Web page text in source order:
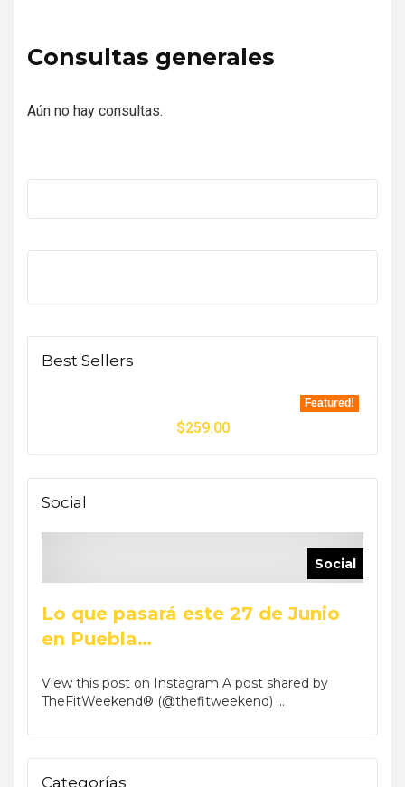
Consultas generales
Aún no hay consultas.
Best Sellers
Featured!
$259.00
Social
Social
Lo que pasará este 27 de Junio
en Puebla…
View this post on Instagram A post shared by
TheFitWeekend® (@thefitweekend) ...
Categorías